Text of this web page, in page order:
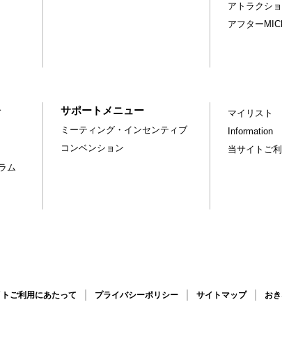
アトラクシ
アフター
ム
サポートメニュー
ミーティング・インセンティブ
コンベンション
マイリスト
Information
当サイトご
ご利用にあたって プライバシーポリシー サイトマップ お